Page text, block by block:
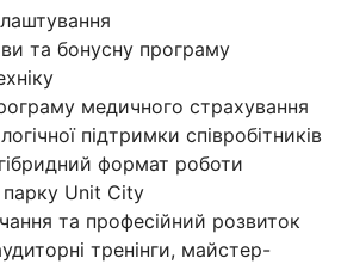
та бонусну програму
медичного страхування
підтримки співробітників
формат роботи
парку Unit City
та професійний розвиток
тренінги, майстер-